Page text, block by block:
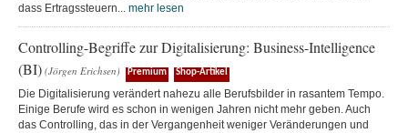
dass Ertragssteuern... mehr lesen
Controlling-Begriffe zur Digitalisierung: Business-Intelligence
(BI) (Jörgen Erichsen) Premium Shop-Artikel
Die Digitalisierung verändert nahezu alle Berufsbilder in rasantem Tempo.
Einige Berufe wird es schon in wenigen Jahren nicht mehr geben. Auch
das Controlling, das in der Vergangenheit weniger Veränderungen und